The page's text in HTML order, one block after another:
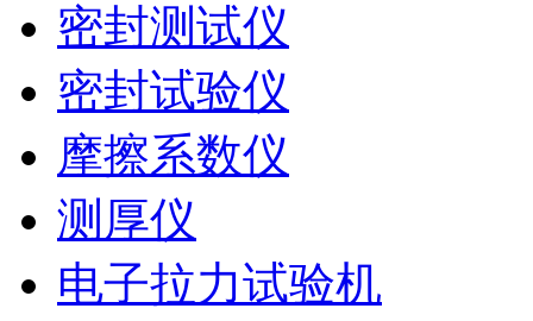
密封测试仪
密封试验仪
摩擦系数仪
测厚仪
电子拉力试验机